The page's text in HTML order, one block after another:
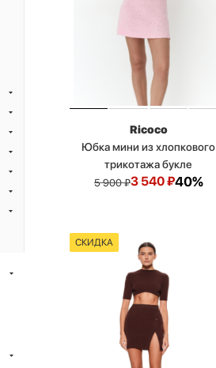
Ricoco
Юбка мини из хлопкового
трикотажа букле
5 900₽3 540₽40%
СКИДКА